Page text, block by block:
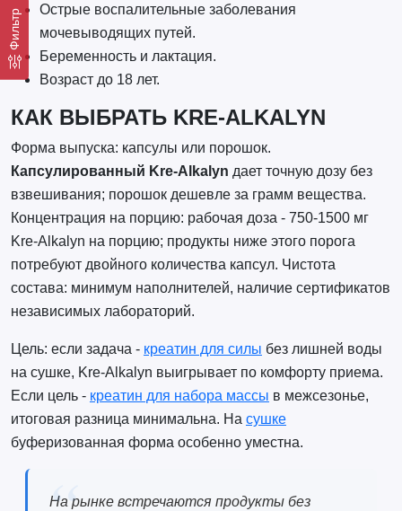
Фильтр
Острые воспалительные заболевания
мочевыводящих путей.
Беременность и лактация.
Возраст до 18 лет.
КАК ВЫБРАТЬ KRE-ALKALYN
Форма выпуска: капсулы или порошок.
Капсулированный Kre-Alkalyn дает точную дозу без
взвешивания; порошок дешевле за грамм вещества.
Концентрация на порцию: рабочая доза - 750-1500 мг
Kre-Alkalyn на порцию; продукты ниже этого порога
потребуют двойного количества капсул. Чистота
состава: минимум наполнителей, наличие сертификатов
независимых лабораторий.
Цель: если задача - креатин для силы без лишней воды
на сушке, Kre-Alkalyn выигрывает по комфорту приема.
Если цель - креатин для набора массы в межсезонье,
итоговая разница минимальна. На сушке
буферизованная форма особенно уместна.
На рынке встречаются продукты без